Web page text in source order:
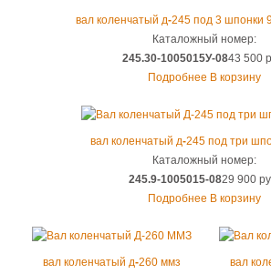
вал коленчатый д-245 под 3 шпонки
Каталожный номер:
245.30-1005015У-0843 500
Подробнее В корзину
вал коленчатый д-245 под три
Каталожный номер:
245.9-1005015-0829 900
Подробнее В корзину
вал коленчатый д-260 ммз
вал